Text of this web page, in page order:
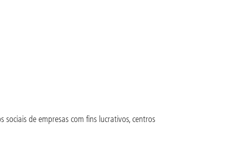
de empresas com fins lucrativos, centros